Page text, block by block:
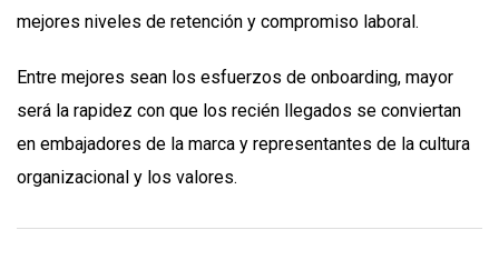
mejores niveles de retención y compromiso laboral.
Entre mejores sean los esfuerzos de onboarding, mayor
será la rapidez con que los recién llegados se conviertan
en embajadores de la marca y representantes de la cultura
organizacional y los valores.